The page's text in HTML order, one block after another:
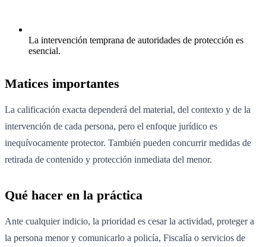
La intervención temprana de autoridades de protección es
esencial.
Matices importantes
La calificación exacta dependerá del material, del contexto y de la
intervención de cada persona, pero el enfoque jurídico es
inequívocamente protector. También pueden concurrir medidas de
retirada de contenido y protección inmediata del menor.
Qué hacer en la práctica
Ante cualquier indicio, la prioridad es cesar la actividad, proteger a
la persona menor y comunicarlo a policía, Fiscalía o servicios de